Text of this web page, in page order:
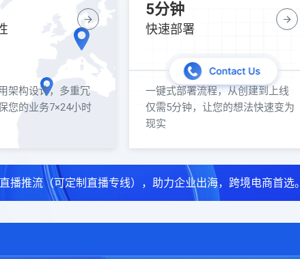
架构设计，多重冗
您的业务7×24小时
5分钟
快速部署
一键式部署流程，从创建到上线
仅需5分钟，让您的想法快速变为
现实
推流（可定制直播专线），助力企业出海，跨境电商首选。